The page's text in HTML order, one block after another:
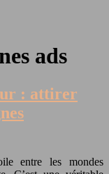
ads
: attirer
entre les mondes